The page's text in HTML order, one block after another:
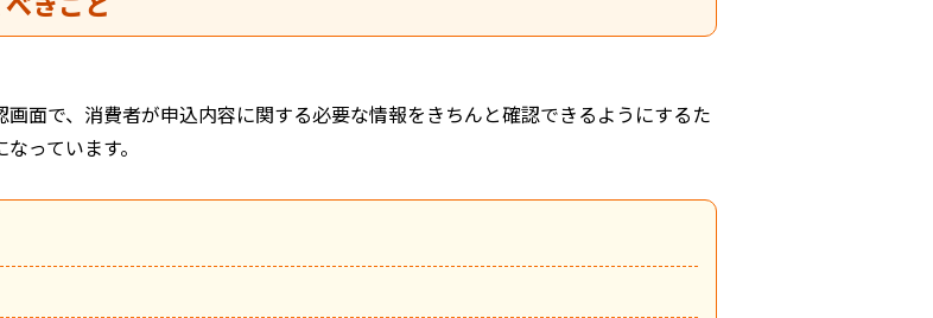
面で、消費者が申込内容に関する必要な情報をきちんと確認できるようにするた
っています。